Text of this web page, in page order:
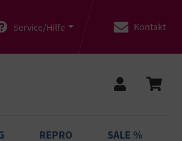
Service/Hilfe Kontakt
REPRO SALE %